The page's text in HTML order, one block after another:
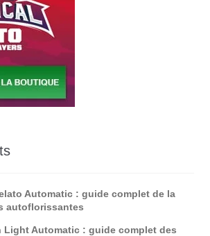
Automatic : guide complet de la
autoflorissantes
Light Automatic : guide complet des